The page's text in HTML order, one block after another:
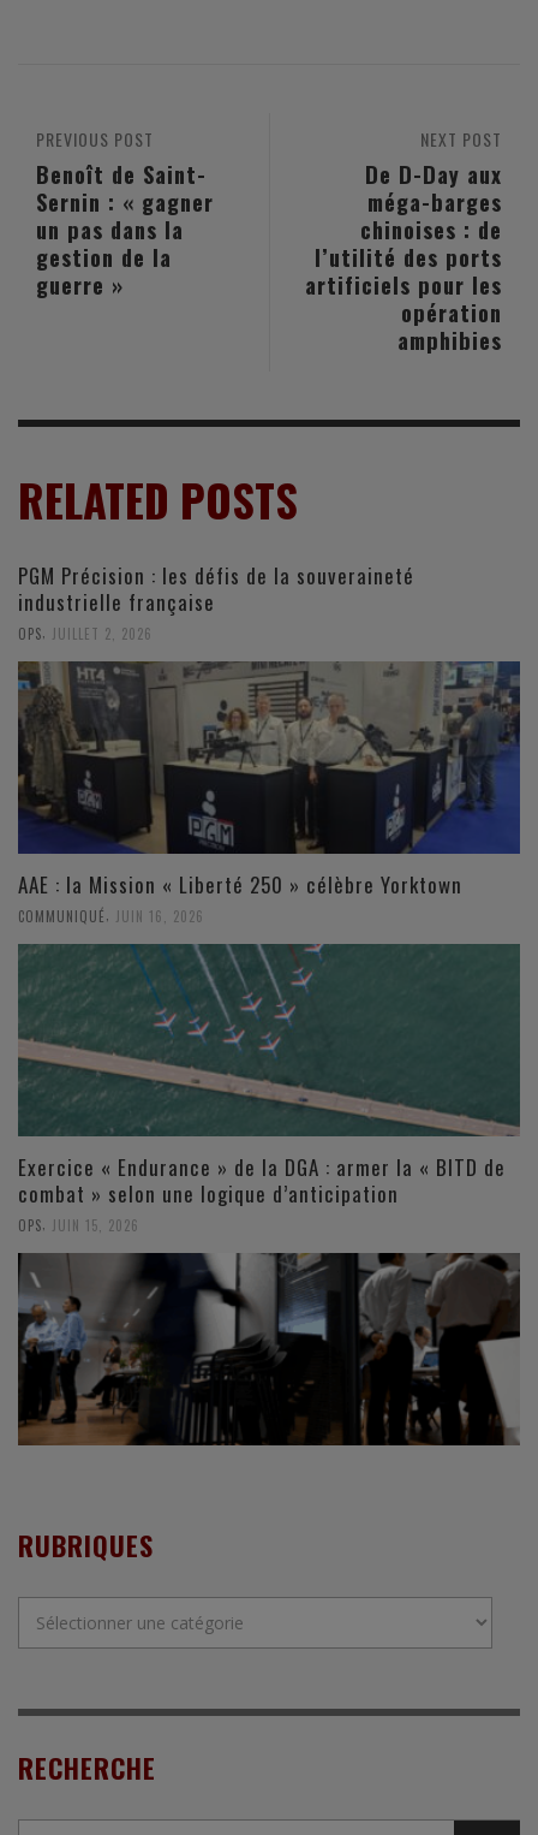
NEXT POST
De D-Day aux
méga-barges
chinoises : de
l’utilité des ports
artificiels pour les
opération
amphibies
PREVIOUS POST
Benoît de Saint-
Sernin : « gagner
un pas dans la
gestion de la
guerre »
RELATED POSTS
PGM Précision : les défis de la souveraineté
industrielle française
OPS, JUILLET 2, 2026
AAE : la Mission « Liberté 250 » célèbre Yorktown
COMMUNIQUÉ, JUIN 16, 2026
Exercice « Endurance » de la DGA : armer la « BITD de
combat » selon une logique d’anticipation
OPS JUIN 15, 2026
RUBRIQUES
RECHERCHE